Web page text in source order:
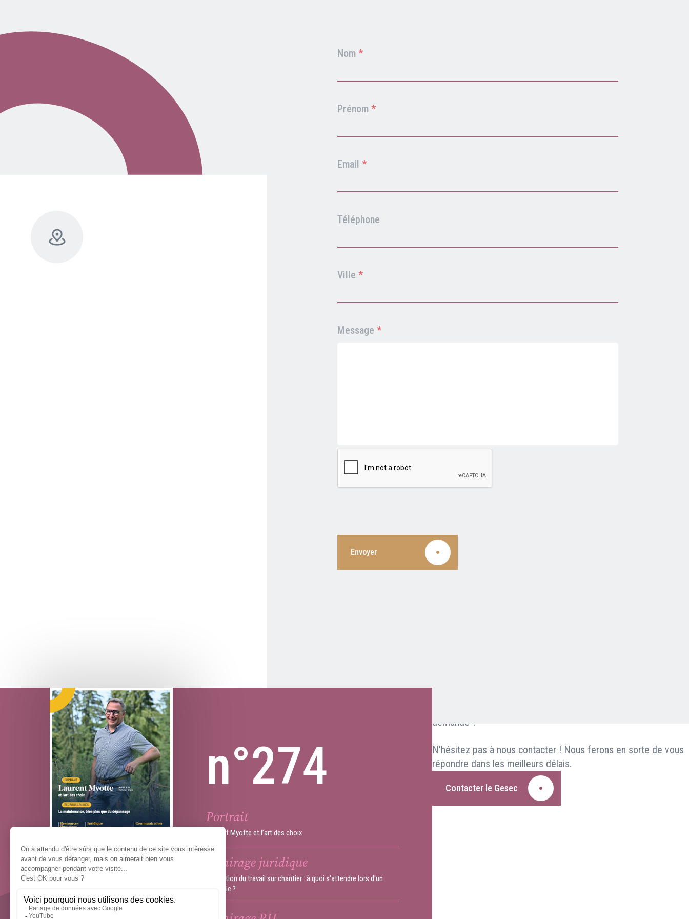
Formulaire
adherent
Nom *
Prénom *
Email *
Téléphone
Ville *
Message *
Envoyer
Version en ligne
n°274
Portrait
Laurent Myotte et l’art des choix
Éclairage juridique
Inspection du travail sur chantier : à quoi s'attendre lors d'un
contrôle ?
demande ?
N'hésitez pas à nous contacter ! Nous ferons en sorte de vous
répondre dans les meilleurs délais.
Contacter le Gesec